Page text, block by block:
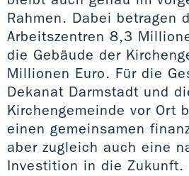
Rahmen. Dabei betragen
Arbeitszentren 8,3
die Gebäude der
Millionen Euro. Für die
Dekanat Darmstadt und
Kirchengemeinde vor Ort
einen gemeinsamen
aber zugleich auch eine
Investition in die Zukunft.